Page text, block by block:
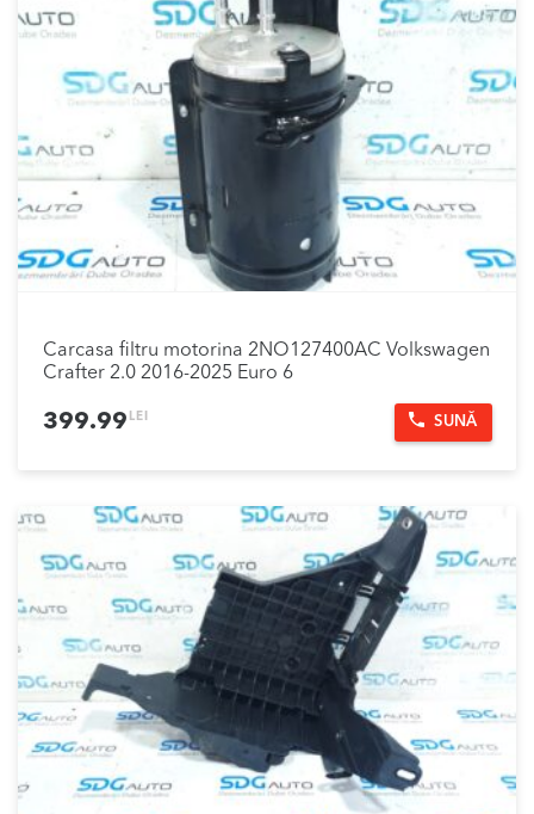
Carcasa filtru motorina 2NO127400AC Volkswagen
Crafter 2.0 2016-2025 Euro 6
399.99 LEI SUNĂ